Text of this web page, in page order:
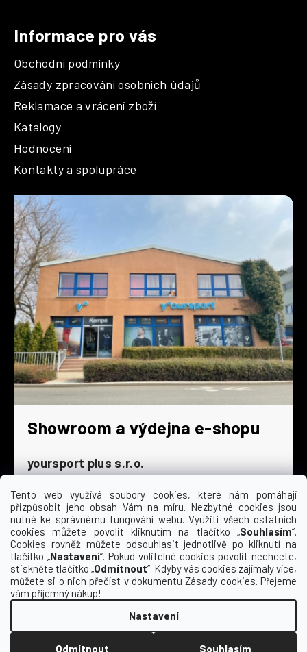
Tento web využívá soubory cookies, které nám pomáhají
přizpůsobit jeho obsah Vám na míru. Nezbytné cookies jsou
nutné ke správnému fungování webu. Využití všech ostatních
cookies můžete povolit kliknutím na tlačítko „Souhlasím“.
Cookies rovněž můžete odsouhlasit jednotlivě po kliknutí na
tlačítko „Nastavení“. Pokud volitelné cookies povolit nechcete,
stiskněte tlačítko „Odmítnout“. Kdyby vás cookies zajímaly více,
můžete si o nich přečíst v dokumentuZásady cookies. Přejeme
vám příjemný nákup!
Nastavení
Odmítnout Souhlasím
Informace pro vás
Obchodní podmínky
Zásady zpracování osobních údajů
Reklamace a vrácení zboží
Katalogy
Hodnocení
Kontakty a spolupráce
Showroom a výdejna e-shopu
yoursport plus s.r.o.
Dyjská 845/4
196 00 Praha 9 - Čakovice
Po - Čt
9:00 - 16:30
Pá
9:00 - 15:30
So
zavřeno
Ne
zavřeno
Vytvořil Shoptet